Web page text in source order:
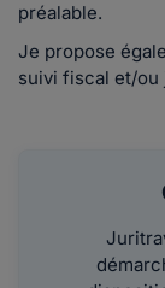
préalable.
Je propose
suivi fiscal et/ou